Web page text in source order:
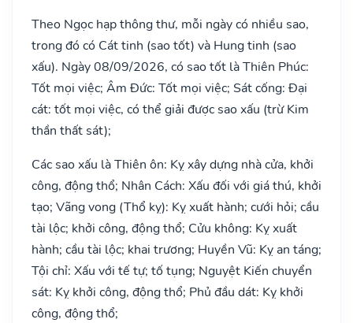
Theo Ngọc hạp thông thư, mỗi ngày có nhiều sao,
trong đó có Cát tinh (sao tốt) và Hung tinh (sao
xấu). Ngày 08/09/2026, có sao tốt là Thiên Phúc:
Tốt mọi việc; Âm Đức: Tốt mọi việc; Sát cống: Đại
cát: tốt mọi việc, có thể giải được sao xấu (trừ Kim
thần thất sát);
Các sao xấu là Thiên ôn: Kỵ xây dựng nhà cửa, khởi
công, động thổ; Nhân Cách: Xấu đối với giá thú, khởi
tạo; Vãng vong (Thổ kỵ): Kỵ xuất hành; cưới hỏi; cầu
tài lộc; khởi công, động thổ; Cửu không: Kỵ xuất
hành; cầu tài lộc; khai trương; Huyền Vũ: Kỵ an táng;
Tội chỉ: Xấu với tế tự; tố tụng; Nguyệt Kiến chuyển
sát: Kỵ khởi công, động thổ; Phủ đầu dát: Kỵ khởi
công, động thổ;